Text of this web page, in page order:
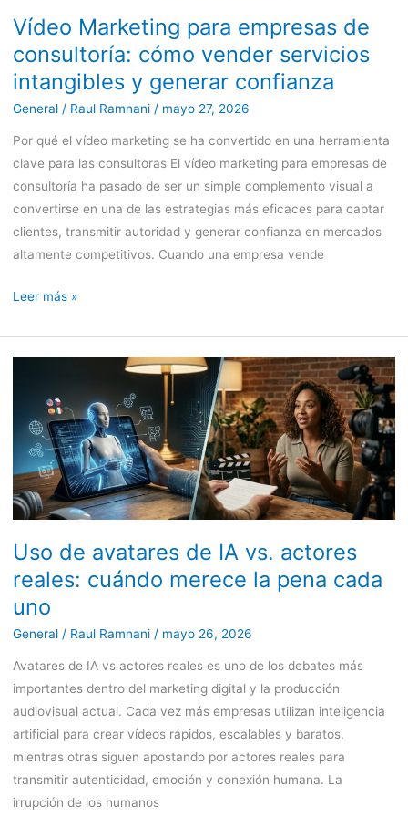
Vídeo Marketing para empresas de
consultoría: cómo vender servicios
intangibles y generar confianza
General/ Raul Ramnani / mayo 27, 2026
Por qué el vídeo marketing se ha convertido en una herramienta
clave para las consultoras El vídeo marketing para empresas de
consultoría ha pasado de ser un simple complemento visual a
convertirse en una de las estrategias más eficaces para captar
clientes, transmitir autoridad y generar confianza en mercados
altamente competitivos. Cuando una empresa vende
y
confianza
Leer más »
Uso de avatares de IA vs. actores
reales: cuándo merece la pena cada
uno
General/ Raul Ramnani / mayo 26, 2026
Avatares de IA vs actores reales es uno de los debates más
importantes dentro del marketing digital y la producción
audiovisual actual. Cada vez más empresas utilizan inteligencia
artificial para crear vídeos rápidos, escalables y baratos,
mientras otras siguen apostando por actores reales para
transmitir autenticidad, emoción y conexión humana. La
irrupción de los humanos
avatares
vs.
actores
cuándo
merece
pena
cada
uno